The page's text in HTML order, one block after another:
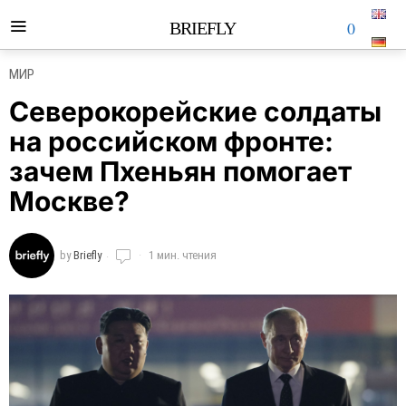
BRIEFLY 0
МИР
Северокорейские солдаты
на российском фронте:
зачем Пхеньян помогает
Москве?
byBriefly 1 мин. чтения